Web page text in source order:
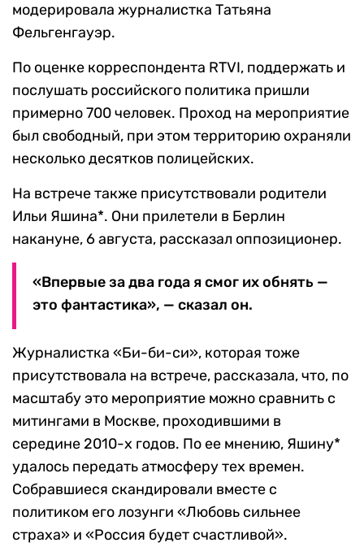
модерировала журналистка Татьяна
Фельгенгауэр.
По оценке корреспондента RTVI, поддержать и
послушать российского политика пришли
примерно 700 человек. Проход на мероприятие
был свободный, при этом территорию охраняли
несколько десятков полицейских.
На встрече также присутствовали родители
Ильи Яшина*. Они прилетели в Берлин
накануне, 6 августа, рассказал оппозиционер.
«Впервые за два года я смог их обнять —
это фантастика», — сказал он.
Журналистка «Би-би-си», которая тоже
присутствовала на встрече, рассказала, что, по
масштабу это мероприятие можно сравнить с
митингами в Москве, проходившими в
середине 2010-х годов. По ее мнению, Яшину*
удалось передать атмосферу тех времен.
Собравшиеся скандировали вместе с
политиком его лозунги «Любовь сильнее
страха» и «Россия будет счастливой».